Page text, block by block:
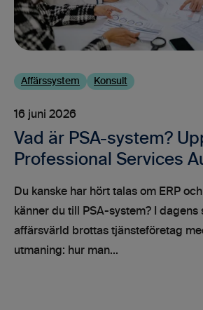
Affärssystem Konsult
16 juni 2026
Vad är PSA-system?
Professional Services
Du kanske har hört talas om ERP
känner du till PSA-system? I
affärsvärld brottas tjänsteföretag
utmaning: hur man...